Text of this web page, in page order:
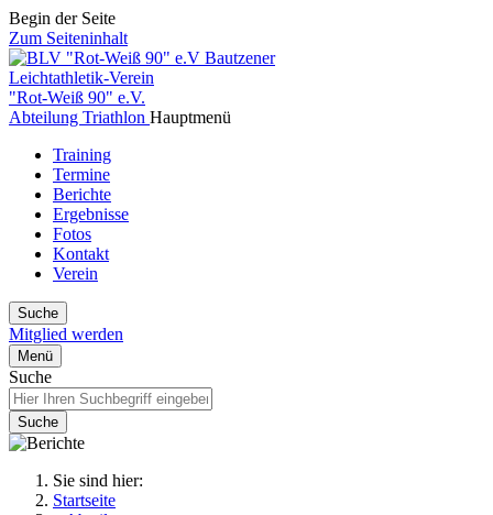
Begin der Seite
Zum Seiteninhalt
Bautzener
Leichtathletik-Verein
"Rot-Weiß 90" e.V.
Abteilung Triathlon Hauptmenü
Training
Termine
Berichte
Ergebnisse
Fotos
Kontakt
Verein
Suche
Mitglied werden
Menü
Suche
Suche
Sie sind hier:
Startseite